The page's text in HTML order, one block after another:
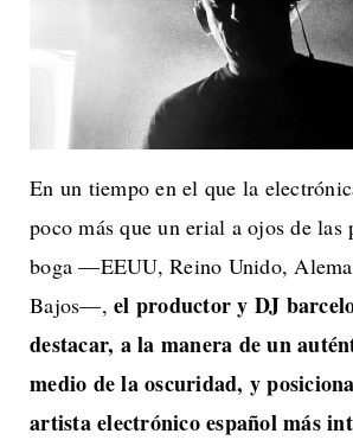
En un tiempo en el que la
poco más que un erial a ojos de las
boga —EEUU, Reino Unido,
Bajos—, el productor y DJ
destacar, a la manera de un
medio de la oscuridad, y
artista electrónico español más